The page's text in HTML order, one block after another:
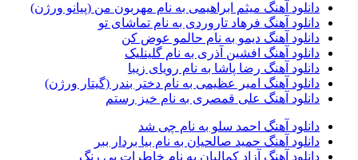
آرتین1
آرتین بهادری12
آرتین سلیمانی1
آردا1
آرسام 1
آرسام سالار 1
آرسین 2
آرش AP و مسیح
29
آرش آج1
دانلود آهنگ میثم ابراهیمی به نام مهربون من (پیانو ورژن)
دانلود آهنگ فرهاد تاروردی به نام تماشای تو
دانلود آهنگ دیمو به نام حالمو عوض کن
دانلود آهنگ افشین آذری به نام گلینلیک
دانلود آهنگ رضا پاشا به نام رویای زیبا
دانلود آهنگ امیر عظیمی به نام دختر بندر (گیتار ورژن)
دانلود آهنگ علی قمصری به نام خیز رستم
دانلود آهنگ احمد سلو به نام چی شد
دانلود آهنگ حمید صالحیان به نام بیا بردار ببر
دانلود آهنگ آزاد کمالیان به نام خاطرات بی رنگ